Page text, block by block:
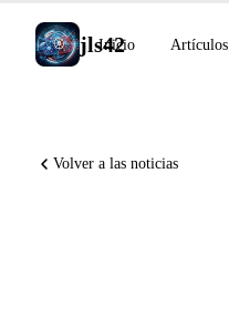
jls42
Inicio Artículos
Volver a las noticias